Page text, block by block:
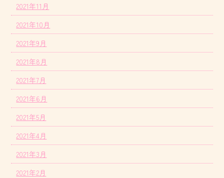
2021年11月
2021年10月
2021年9月
2021年8月
2021年7月
2021年6月
2021年5月
2021年4月
2021年3月
2021年2月